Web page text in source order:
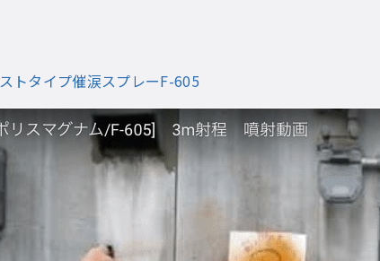
トタイプ催涙スプレーF-605